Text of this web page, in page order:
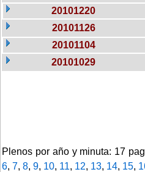
20101220
20101126
20101104
20101029
Plenos por año y minuta: 17
6, 7, 8, 9, 10, 11, 12, 13, 14, 15,